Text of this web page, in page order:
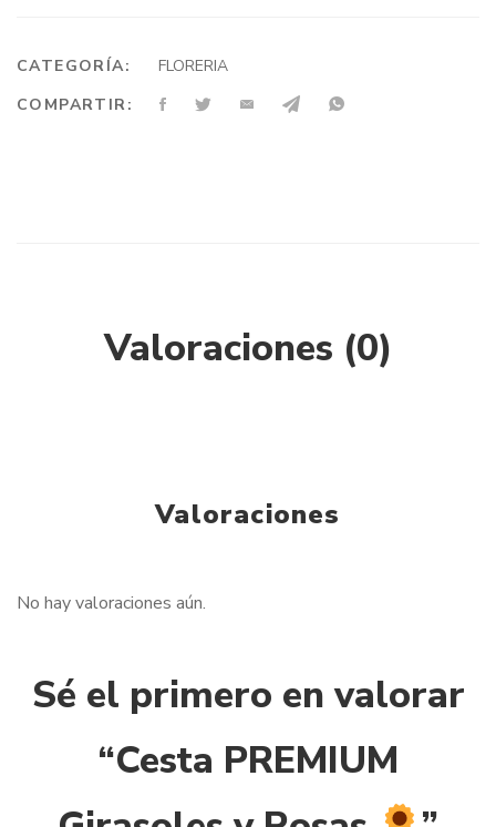
CATEGORÍA:
FLORERIA
COMPARTIR:
Valoraciones (0)
Valoraciones
No hay valoraciones aún.
Sé el primero en valorar
“Cesta PREMIUM